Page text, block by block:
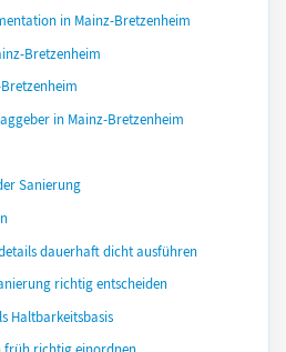
in Mainz-Bretzenheim
Bretzenheim
in Mainz-Bretzenheim
Sanierung
dauerhaft dicht ausführen
richtig entscheiden
Haltbarkeitsbasis